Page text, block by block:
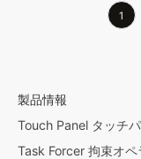
ー
ジ
送
1
製品情報
Touch Panel タッチ
Task Forcer 拘束オペ